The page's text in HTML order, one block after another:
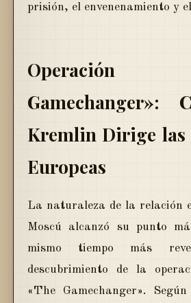
prisión, el envenenamiento y
Gamechanger»:
Kremlin Dirige las
Europeas
La naturaleza de la relación
Moscú alcanzó su punto
mismo tiempo más
descubrimiento de la
«The Gamechanger».